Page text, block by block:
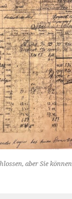
aber Sie können